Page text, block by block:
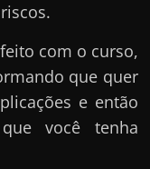
com o curso,
que quer
e então
você tenha